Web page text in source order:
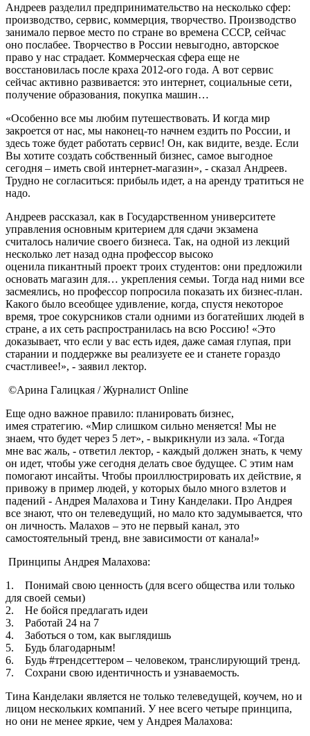
Андреев разделил предпринимательство на несколько сфер:
производство, сервис, коммерция, творчество. Производство
занимало первое место по стране во времена СССР, сейчас
оно послабее. Творчество в России невыгодно, авторское
право у нас страдает. Коммерческая сфера еще не
восстановилась после краха 2012-ого года. А вот сервис
сейчас активно развивается: это интернет, социальные сети,
получение образования, покупка машин…
«Особенно все мы любим путешествовать. И когда мир
закроется от нас, мы наконец-то начнем ездить по России, и
здесь тоже будет работать сервис! Он, как видите, везде. Если
Вы хотите создать собственный бизнес, самое выгодное
сегодня – иметь свой интернет-магазин», - сказал Андреев.
Трудно не согласиться: прибыль идет, а на аренду тратиться не
надо.
Андреев рассказал, как в Государственном университете
управления основным критерием для сдачи экзамена
считалось наличие своего бизнеса. Так, на одной из лекций
несколько лет назад одна профессор высоко
оценила пикантный проект троих студентов: они предложили
основать магазин для… укрепления семьи. Тогда над ними все
засмеялись, но профессор попросила показать их бизнес-план.
Какого было всеобщее удивление, когда, спустя некоторое
время, трое сокурсников стали одними из богатейших людей в
стране, а их сеть распространилась на всю Россию! «Это
доказывает, что если у вас есть идея, даже самая глупая, при
старании и поддержке вы реализуете ее и станете гораздо
счастливее!», - заявил лектор.
©Арина Галицкая / Журналист Online
Еще одно важное правило: планировать бизнес,
имея стратегию. «Мир слишком сильно меняется! Мы не
знаем, что будет через 5 лет», - выкрикнули из зала. «Тогда
мне вас жаль, - ответил лектор, - каждый должен знать, к чему
он идет, чтобы уже сегодня делать свое будущее. С этим нам
помогают инсайты. Чтобы проиллюстрировать их действие, я
привожу в пример людей, у которых было много взлетов и
падений - Андрея Малахова и Тину Канделаки. Про Андрея
все знают, что он телеведущий, но мало кто задумывается, что
он личность. Малахов – это не первый канал, это
самостоятельный тренд, вне зависимости от канала!»
Принципы Андрея Малахова:
1. Понимай свою ценность (для всего общества или только
для своей семьи)
2. Не бойся предлагать идеи
3. Работай 24 на 7
4. Заботься о том, как выглядишь
5. Будь благодарным!
6. Будь #трендсеттером – человеком, транслирующий тренд.
7. Сохрани свою идентичность и узнаваемость.
Тина Канделаки является не только телеведущей, коучем, но и
лицом нескольких компаний. У нее всего четыре принципа,
но они не менее яркие, чем у Андрея Малахова: